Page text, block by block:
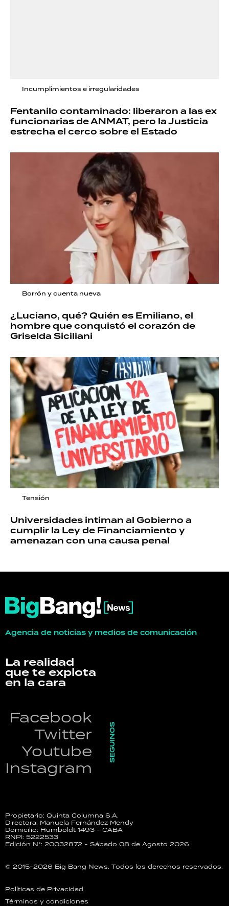
Incumplimientos e irregularidades
Fentanilo contaminado: liberaron a las ex
funcionarias de ANMAT, pero la Justicia
estrecha el cerco sobre el Estado
Borrón y cuenta nueva
¿Luciano, qué? Quién es Emiliano, el
hombre que conquistó el corazón de
Griselda Siciliani
Tensión
Universidades intiman al Gobierno a
cumplir la Ley de Financiamiento y
amenazan con una causa penal
Agencia de noticias y medios de comunicación
La realidad
que te explota
en la cara
Facebook
Twitter
Youtube
Instagram
SEGUINOS
Propietario: Quinta Columna S.A.
Directora: Manuela Fernández Mendy
Domicilio: Humboldt 1493 - CABA
RNPI: 5222533
Edición N°: 20032872 - Sábado 08 de Agosto 2026
© 2015-2026 Big Bang News. Todos los derechos reservados.
Políticas de Privacidad
Términos y condiciones